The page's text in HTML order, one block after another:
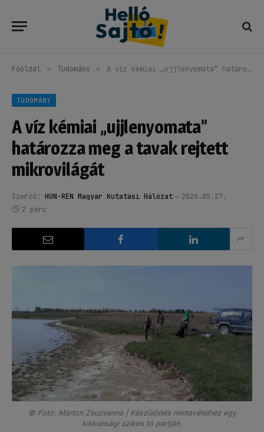
Főoldal » Tudomány » A víz kémiai „ujjlenyomata” határozza meg a tavak rejtett mikrovilágát
TUDOMÁNY
A víz kémiai „ujjlenyomata”
határozza meg a tavak rejtett
mikrovilágát
Szerző: HUN-REN Magyar Kutatási Hálózat
2026.05.27.
2 perc
© Fotó: Márton Zsuzsanna | Készülődés mintavételhez egy
kiskunsági szikes tó partján.